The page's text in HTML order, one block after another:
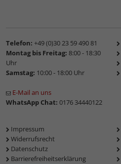
Telefon: +49 (0)30 23 59 490 81
Montag bis Freitag: 8:00 - 18:30
Uhr
Samstag: 10:00 - 18:00 Uhr
E-Mail an uns
WhatsApp Chat: 0176 34440122
Impressum
Widerrufsrecht
Datenschutz
Barrierefreiheitserklärung